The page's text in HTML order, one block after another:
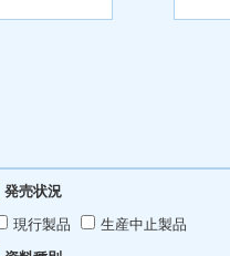
発売状況
現行製品
生産中止製品